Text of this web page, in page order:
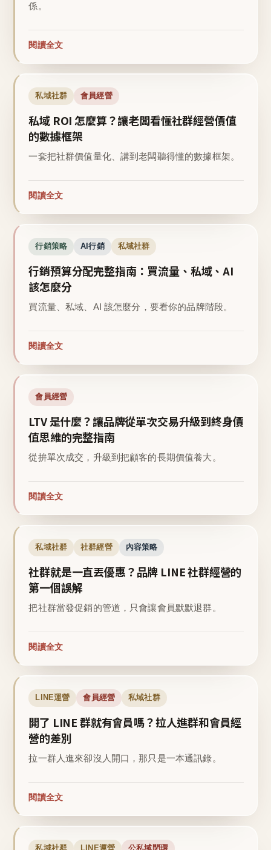
係。
閱讀全文
私域社群 會員經營
私域 ROI 怎麼算？讓老闆看懂社群經營價值
的數據框架
一套把社群價值量化、講到老闆聽得懂的數據框架。
閱讀全文
行銷策略 AI行銷 私域社群
行銷預算分配完整指南：買流量、私域、AI
該怎麼分
買流量、私域、AI 該怎麼分，要看你的品牌階段。
閱讀全文
會員經營
LTV 是什麼？讓品牌從單次交易升級到終身價
值思維的完整指南
從拚單次成交，升級到把顧客的長期價值養大。
閱讀全文
私域社群 社群經營 內容策略
社群就是一直丟優惠？品牌 LINE 社群經營的
第一個誤解
把社群當發促銷的管道，只會讓會員默默退群。
閱讀全文
LINE運營 會員經營 私域社群
開了 LINE 群就有會員嗎？拉人進群和會員經
營的差別
拉一群人進來卻沒人開口，那只是一本通訊錄。
閱讀全文